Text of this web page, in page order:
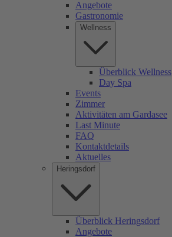
Angebote
Gastronomie
Wellness
Überblick Wellness
Day Spa
Events
Zimmer
Aktivitäten am Gardasee
Last Minute
FAQ
Kontaktdetails
Aktuelles
Heringsdorf
Überblick Heringsdorf
Angebote